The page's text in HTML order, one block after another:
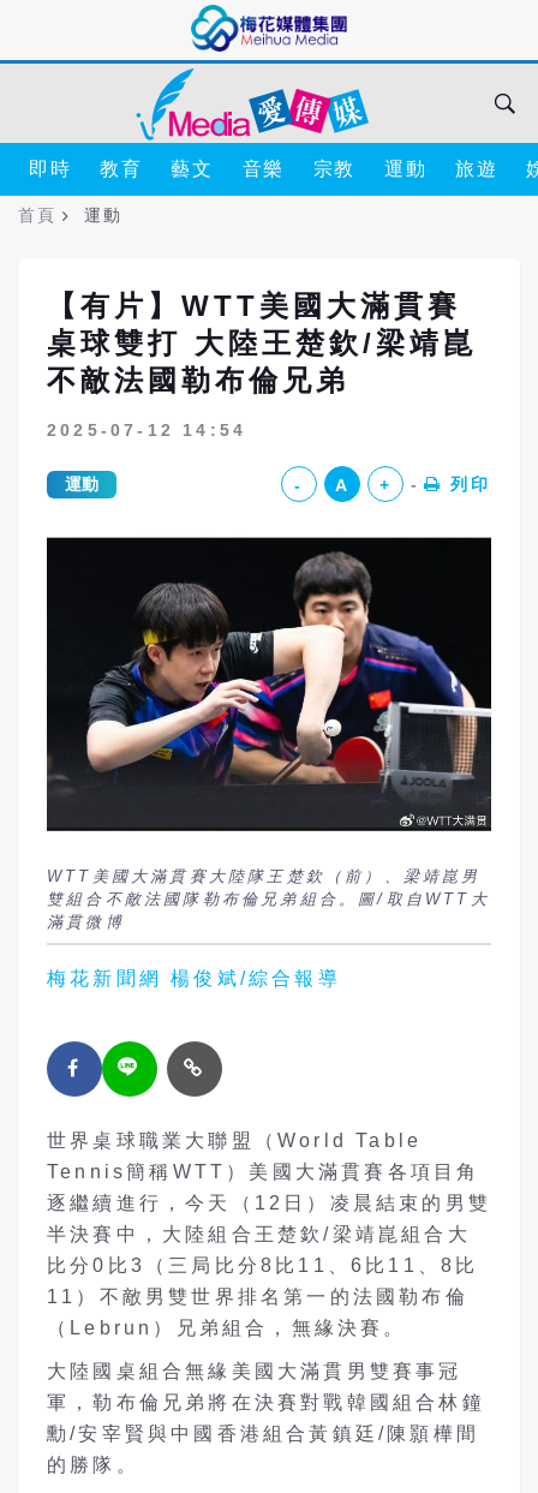
即時 教育 藝文 音樂 宗教 運動 旅遊
首頁 運動
【有片】WTT美國大滿貫賽
桌球雙打 大陸王楚欽/梁靖崑
不敵法國勒布倫兄弟
2025-07-12 14:54
運動 - A + 列印
WTT美國大滿貫賽大陸隊王楚欽（前）、梁靖崑男
雙組合不敵法國隊勒布倫兄弟組合。圖/取自WTT大
滿貫微博
梅花新聞網 楊俊斌/綜合報導
世界桌球職業大聯盟（World Table
Tennis簡稱WTT）美國大滿貫賽各項目角
逐繼續進行，今天（12日）凌晨結束的男雙
半決賽中，大陸組合王楚欽/梁靖崑組合大
比分0比3（三局比分8比11、6比11、8比
11）不敵男雙世界排名第一的 法國勒布倫
（ Lebrun）兄弟組合，無緣決賽。
大陸國桌組合無緣美國大滿貫男雙賽事冠
軍，勒布倫兄弟將在決賽對戰韓國組合林鐘
勳/安宰賢與中國香港組合黃鎮廷/陳顥樺間
的勝隊。